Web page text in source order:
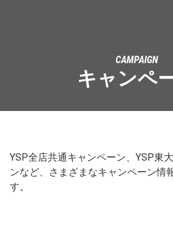
CAMPAIGN
キャンペ
YSP全店共通キャンペーン、YSP東
ンなど、さまざまなキャンペーン情
す。